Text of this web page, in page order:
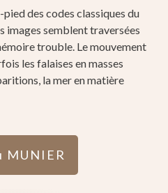
des codes classiques du
images semblent traversées
trouble. Le mouvement
les falaises en masses
la mer en matière
MUNIER